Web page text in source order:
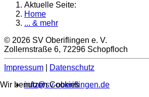
Aktuelle Seite:
Home
... & mehr
© 2026 SV Oberiflingen e. V.
Zollernstraße 6, 72296 Schopfloch
Impressum
Datenschutz
info@sv-oberiflingen.de
Wir benutzen Cookies